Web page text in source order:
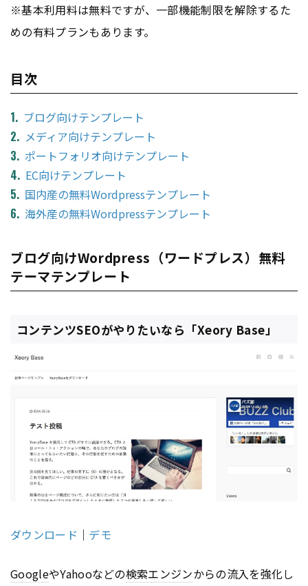
※基本利用料は無料ですが、一部機能制限を解除するた
めの有料プランもあります。
目次
ブログ向けテンプレート
メディア向けテンプレート
ポートフォリオ向けテンプレート
EC向けテンプレート
国内産の無料Wordpressテンプレート
海外産の無料Wordpressテンプレート
ブログ向けWordpress（ワードプレス）無料
テーマテンプレート
コンテンツSEOがやりたいなら「Xeory Base」
ダウンロード ｜ デモ
GoogleやYahooなどの検索エンジンからの流入を強化し